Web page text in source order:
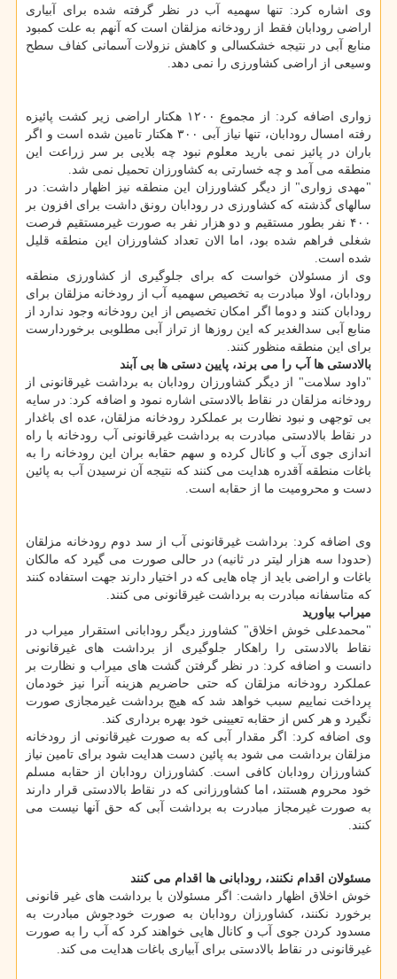
وی اشاره كرد: تنها سهمیه آب در نظر گرفته شده برای آبیاری
اراضی رودابان فقط از رودخانه مزلقان است كه آنهم به علت كمبود
منابع آبی در نتیجه خشكسالی و كاهش نزولات آسمانی كفاف سطح
وسیعی از اراضی كشاورزی را نمی دهد.
زواری اضافه كرد: از مجموع ۱۲۰۰ هكتار اراضی زیر كشت پائیزه
رفته امسال رودابان، تنها نیاز آبی ۳۰۰ هكتار تامین شده است و اگر
باران در پائیز نمی بارید معلوم نبود چه بلایی بر سر زراعت این
منطقه می آمد و چه خسارتی به كشاورزان تحمیل نمی شد.
"مهدی زواری" از دیگر كشاورزان این منطقه نیز اظهار داشت: در
سالهای گذشته كه كشاورزی در رودابان رونق داشت برای افزون بر
۴۰۰ نفر بطور مستقیم و دو هزار نفر به صورت غیرمستقیم فرصت
شغلی فراهم شده بود، اما الان تعداد كشاورزان این منطقه قلیل
شده است.
وی از مسئولان خواست كه برای جلوگیری از كشاورزی منطقه
رودابان، اولا مبادرت به تخصیص سهمیه آب از رودخانه مزلقان برای
رودابان كنند و دوما اگر امكان تخصیص از این رودخانه وجود ندارد از
منابع آبی سدالغدیر كه این روزها از تراز آبی مطلوبی برخوردارست
برای این منطقه منظور كنند.
بالادستی ها آب را می برند، پایین دستی ها بی آبند
"داود سلامت" از دیگر كشاورزان رودابان به برداشت غیرقانونی از
رودخانه مزلقان در نقاط بالادستی اشاره نمود و اضافه كرد: در سایه
بی توجهی و نبود نظارت بر عملكرد رودخانه مزلقان، عده ای باغدار
در نقاط بالادستی مبادرت به برداشت غیرقانونی آب رودخانه با راه
اندازی جوی آب و كانال كرده و سهم حقابه بران این رودخانه را به
باغات منطقه آقدره هدایت می كنند كه نتیجه آن نرسیدن آب به پائین
دست و محرومیت ما از حقابه است.
وی اضافه كرد: برداشت غیرقانونی آب از سد دوم رودخانه مزلقان
(حدودا سه هزار لیتر در ثانیه) در حالی صورت می گیرد كه مالكان
باغات و اراضی باید از چاه هایی كه در اختیار دارند جهت استفاده كنند
كه متاسفانه مبادرت به برداشت غیرقانونی می كنند.
میراب بیاورید
"محمدعلی خوش اخلاق" كشاورز دیگر رودابانی استقرار میراب در
نقاط بالادستی را راهكار جلوگیری از برداشت های غیرقانونی
دانست و اضافه كرد: در نظر گرفتن گشت های میراب و نظارت بر
عملكرد رودخانه مزلقان كه حتی حاضریم هزینه آنرا نیز خودمان
پرداخت نماییم سبب خواهد شد كه هیچ برداشت غیرمجازی صورت
نگیرد و هر كس از حقابه تعیینی خود بهره برداری كند.
وی اضافه كرد: اگر مقدار آبی كه به صورت غیرقانونی از رودخانه
مزلقان برداشت می شود به پائین دست هدایت شود برای تامین نیاز
كشاورزان رودابان كافی است. كشاورزان رودابان از حقابه مسلم
خود محروم هستند، اما كشاورزانی كه در نقاط بالادستی قرار دارند
به صورت غیرمجاز مبادرت به برداشت آبی كه حق آنها نیست می
كنند.
مسئولان اقدام نكنند، رودابانی ها اقدام می كنند
خوش اخلاق اظهار داشت: اگر مسئولان با برداشت های غیر قانونی
برخورد نكنند، كشاورزان رودابان به صورت خودجوش مبادرت به
مسدود كردن جوی آب و كانال هایی خواهند كرد كه آب را به صورت
غیرقانونی در نقاط بالادستی برای آبیاری باغات هدایت می كند.